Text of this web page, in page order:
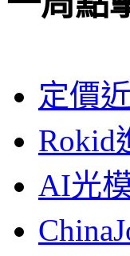
定價
Rokid
AI光